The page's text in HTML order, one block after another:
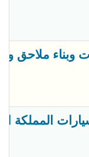
ملاحق
العربية